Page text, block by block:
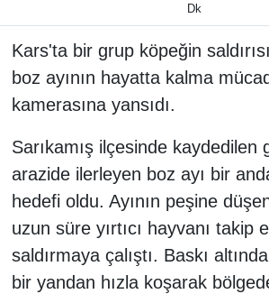
Dk
Kars'ta bir grup köpeğin
boz ayının hayatta kalma
kamerasına yansıdı.
Sarıkamış ilçesinde kaydedilen
arazide ilerleyen boz ayı bir
hedefi oldu. Ayının peşine
uzun süre yırtıcı hayvanı takip
saldırmaya çalıştı. Baskı
bir yandan hızla koşarak